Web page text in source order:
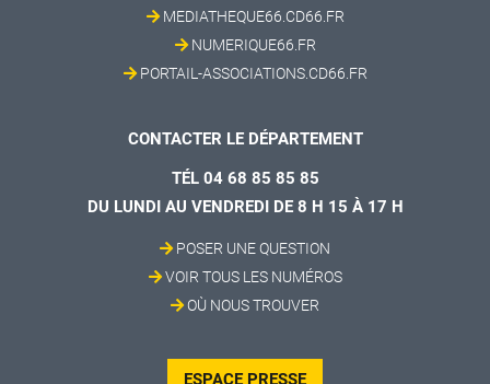
MEDIATHEQUE66.CD66.FR
NUMERIQUE66.FR
PORTAIL-ASSOCIATIONS.CD66.FR
CONTACTER LE DÉPARTEMENT
TÉL 04 68 85 85 85
DU LUNDI AU VENDREDI DE 8 H 15 À 17 H
POSER UNE QUESTION
VOIR TOUS LES NUMÉROS
OÙ NOUS TROUVER
ESPACE PRESSE